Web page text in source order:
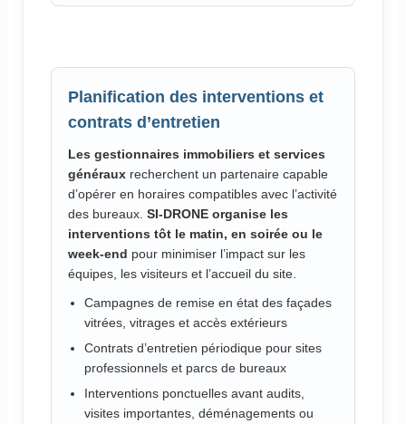
Planification des interventions et
contrats d’entretien
Les gestionnaires immobiliers et services
générauxrecherchent un partenaire capable
d’opérer en horaires compatibles avec l’activité
des bureaux. SI-DRONE organise les
interventions tôt le matin, en soirée ou le
week-end pour minimiser l’impact sur les
équipes, les visiteurs et l’accueil du site.
Campagnes de remise en état des façades
vitrées, vitrages et accès extérieurs
Contrats d’entretien périodique pour sites
professionnels et parcs de bureaux
Interventions ponctuelles avant audits,
visites importantes, déménagements ou